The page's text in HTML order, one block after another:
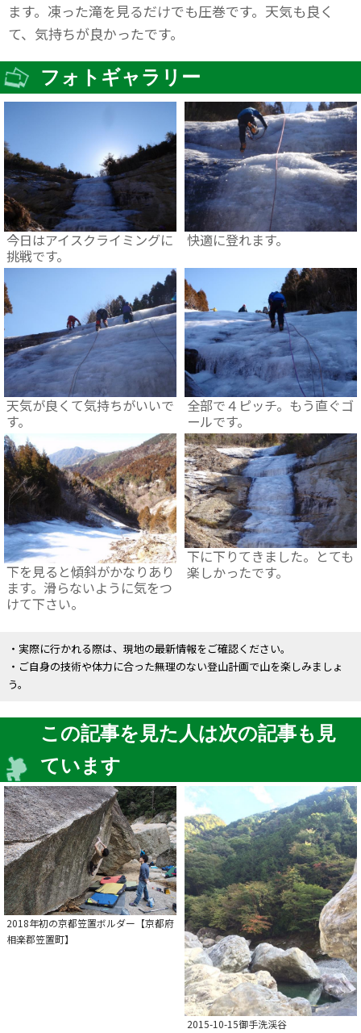
ます。凍った滝を見るだけでも圧巻です。天気も良く
て、気持ちが良かったです。
フォトギャラリー
今日はアイスクライミングに
挑戦です。
快適に登れます。
天気が良くて気持ちがいいで
す。
全部で４ピッチ。もう直ぐゴ
ールです。
下を見ると傾斜がかなりあり
ます。滑らないように気をつ
けて下さい。
下に下りてきました。とても
楽しかったです。
・実際に行かれる際は、現地の最新情報をご確認ください。
・ご自身の技術や体力に合った無理のない登山計画で山を楽しみましょ
う。
この記事を見た人は次の記事も見
ています
2018年初の京都笠置ボルダー【京都府
相楽郡笠置町】
2015-10-15御手洗渓谷